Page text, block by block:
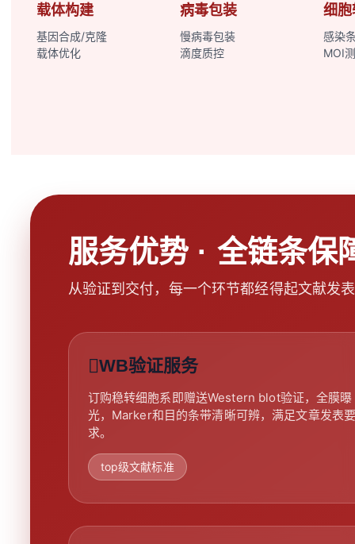
载体构建
基因合成/克隆
载体优化
病毒包装
慢病毒包装
滴度质控
细
感染
MOI
服务优势 · 全链条保
从验证到交付，每一个环节都经得起文献发
WB验证服务
订购稳转细胞系即赠送Western blot验证，全膜曝
光，Marker和目的条带清晰可辨，满足文章发表
求。
top级文献标准